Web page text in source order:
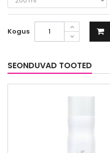
Kogus
SEONDUVAD TOOTED